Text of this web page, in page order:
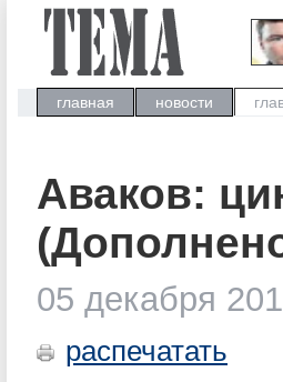
главная новости
Аваков:
05 декабря
распечатать